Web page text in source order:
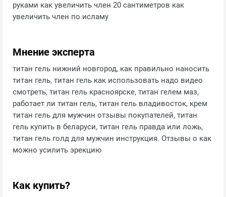
руками как увеличить член 20 сантиметров как
увеличить член по исламу
Мнение эксперта
титан гель нижний новгород, как правильно наносить
титан гель, титан гель как использовать надо видео
смотреть, титан гель красноярске, титан гелем маз,
работает ли титан гель, титан гель владивосток, крем
титан гель для мужчин отзывы покупателей, титан
гель купить в беларуси, титан гель правда или ложь,
титан гель голд для мужчин инструкция. Отзывы о как
можно усилить эрекцию
Как купить?